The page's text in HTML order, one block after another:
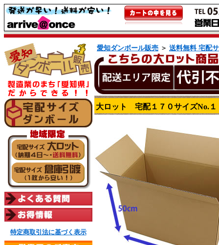
愛知ダンボール販売 ＞ 送料無料 宅配
大ロット 宅配１７０サイズNo.１
特定商取引法に基づく表示